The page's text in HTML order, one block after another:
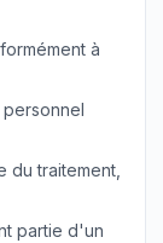
à
du traitement,
partie d'un